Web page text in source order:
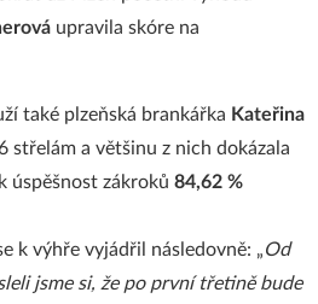
upravila skóre na
také plzeňská brankářka Kateřina
střelám a většinu z nich dokázala
úspěšnost zákroků 84,62 %
k výhře vyjádřil následovně: „Od
jsme si, že po první třetině bude